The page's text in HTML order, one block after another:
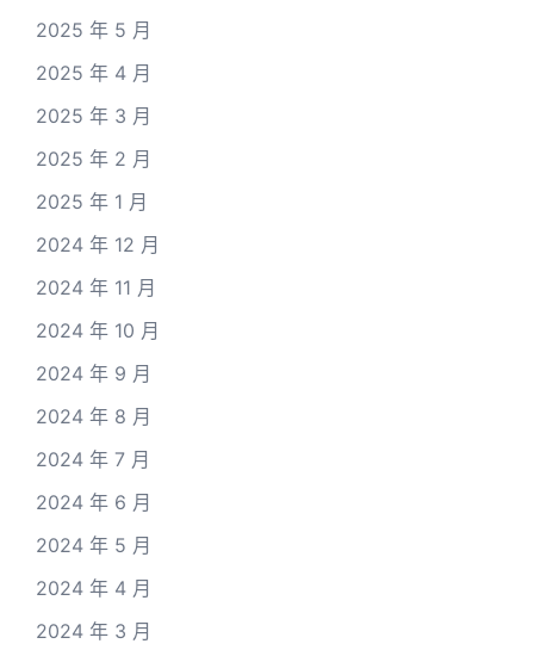
2025 年 5 月
2025 年 4 月
2025 年 3 月
2025 年 2 月
2025 年 1 月
2024 年 12 月
2024 年 11 月
2024 年 10 月
2024 年 9 月
2024 年 8 月
2024 年 7 月
2024 年 6 月
2024 年 5 月
2024 年 4 月
2024 年 3 月